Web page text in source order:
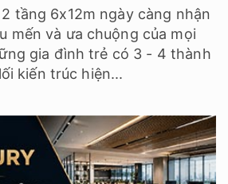
tầng 6x12m ngày càng nhận
mến và ưa chuộng của mọi
gia đình trẻ có 3 - 4 thành
kiến trúc hiện...